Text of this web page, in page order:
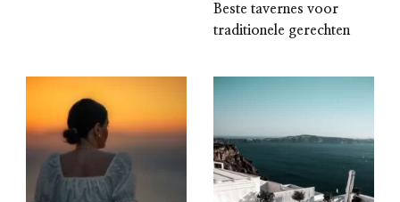
Beste tavernes voor
traditionele gerechten